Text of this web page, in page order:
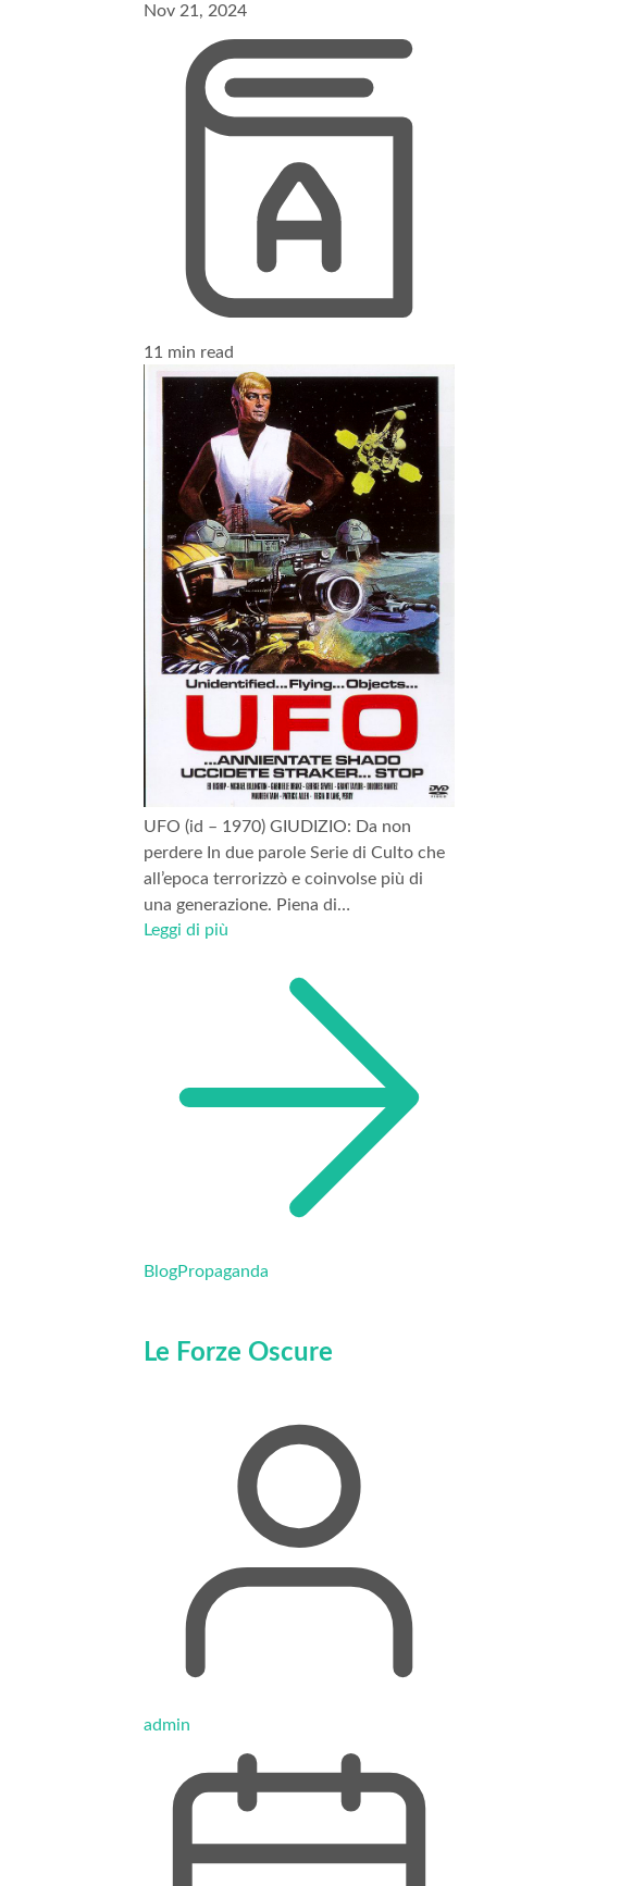
Nov 21, 2024
11 min read
UFO (id – 1970) GIUDIZIO: Da non
perdere In due parole Serie di Culto che
all’epoca terrorizzò e coinvolse più di
una generazione. Piena di…
Leggi di più
BlogPropaganda
Le Forze Oscure
admin